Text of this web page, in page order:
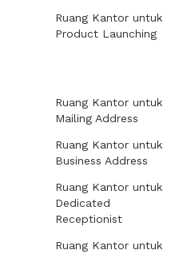
Ruang Kantor untuk
Product Launching
Ruang Kantor untuk
Mailing Address
Ruang Kantor untuk
Business Address
Ruang Kantor untuk
Dedicated
Receptionist
Ruang Kantor untuk